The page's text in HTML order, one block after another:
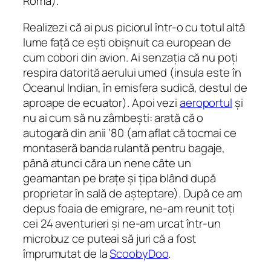
Realizezi că ai pus piciorul într-o cu totul altă
lume față ce ești obișnuit ca european de
cum cobori din avion. Ai senzația că nu poți
respira datorită aerului umed (insula este în
Oceanul Indian, în emisfera sudică, destul de
aproape de ecuator). Apoi veziaeroportul și
nu ai cum să nu zâmbești: arată că o
autogară din anii ‘80 (am aflat că tocmai ce
montaseră banda rulantă pentru bagaje,
până atunci căra un nene câte un
geamantan pe brațe și țipa blând după
proprietar în sală de așteptare). După ce am
depus foaia de emigrare, ne-am reunit toți
cei 24 aventurieri și ne-am urcat într-un
microbuz ce puteai să juri că a fost
împrumutat de laScoobyDoo.